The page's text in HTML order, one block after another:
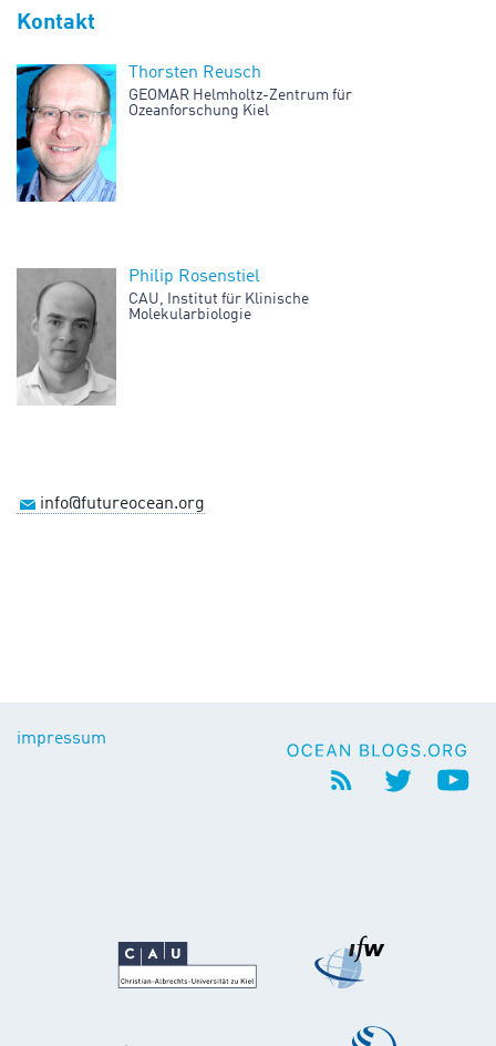
Kontakt
Thorsten Reusch
GEOMAR Helmholtz-Zentrum für
Ozeanforschung Kiel
Philip Rosenstiel
CAU, Institut für Klinische
Molekularbiologie
info@futureocean.org
impressum